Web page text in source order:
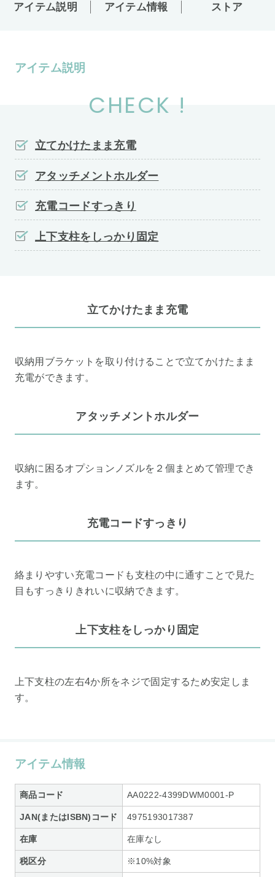
アイテム説明 アイテム情報 ストア
アイテム説明
CHECK !
立てかけたまま充電
アタッチメントホルダー
充電コードすっきり
上下支柱をしっかり固定
立てかけたまま充電
収納用ブラケットを取り付けることで立てかけたまま
充電ができます。
アタッチメントホルダー
収納に困るオプションノズルを２個まとめて管理でき
ます。
充電コードすっきり
絡まりやすい充電コードも支柱の中に通すことで見た
目もすっきりきれいに収納できます。
上下支柱をしっかり固定
上下支柱の左右4か所をネジで固定するため安定しま
す。
アイテム情報
商品コード AA0222-4399DWM0001-P
JAN(またはISBN)コード 4975193017387
在庫 在庫なし
税区分 ※10%対象